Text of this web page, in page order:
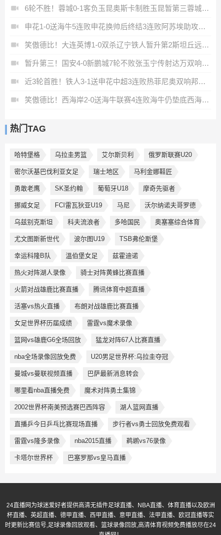
6轮不胜！蓉城0-1客负玉昆奥斯卡制胜玉昆暂第三蓉城全场1射正
申花1-0送海牛5连败申花换帅后终结3连败阿苏埃助攻徐皓阳制胜
笑傲德比！大连英博1-0双杀辽宁铁人暂升第2斯坦丘远射制胜
暂升第三！国安4-0新鹏城7轮不败张玉宁传射达万双响法比奥破门
近3轮首胜！铁人3-1送申花中超3连败热菲尼奥双响邦本宜裕传射
笑傲德比！西海岸2-0送海牛联赛4连败海牛仍垫底西海岸升至第二
热门TAG
哈特堡格 乌拉圭男篮 艾尔斯贝利 俄罗斯联赛U20
密尔沃基巴伐利亚女足 瑞士地区 马利金娜鞋匠
勇敢老鹰 SK圣约翰 葡萄牙U18 摩奇先驱者
挪威女足 FCI雷瓦狄亚U19 马尼 沃尔纳诺夫哥罗德
乌兹别克斯坦 科夫流浪者 多哈国民 奥塞塞综合体育
尤文图斯新世代 波尔图U19 TSB弗伦斯堡
幸运科隆B队 溫伯堡女足 兹霍迪诺
热火对阵湖人录像 骑士对阵黄蜂比赛直播
火箭对战雄鹿比赛直播 腾讯体育中超直播
活塞vs热火直播 布朗对战雄鹿比赛直播
女足世界杯历届成绩 雷霆vs魔术录像
篮网vs雄鹿G6全场回放 猛龙对阵67人比赛直播
nba全场录像回放免费 U20男足世界杯:乌拉圭夺冠
曼城vs曼联视频直播 巴萨最新消息转会
哪里看nba直播免费 魔术对阵勇土集锦
2002世界杯南美预选赛巴西阵容 湖人篮网直播
直播乒今日乒乓比赛现场直播 步行者vs勇士回放免费观看
雷霆vs隆多录像 nba2015直播 鹈鹕vs76录像
卡塔尔世界杯 巴塞罗那vs皇马直播
24直播网为球迷爱好者提供高清无插件足球直播、NBA直播、体育直播以及欧洲
杯直播、英超直播、德甲直播、西甲直播、意甲直播、法甲直播、欧冠直播等实
时更新比赛信号,足球录像回放观看、篮球录像回放,高清体育视频免费播放尽在24